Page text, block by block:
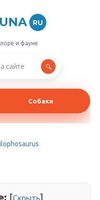
RU
и фауне
Собаки
[Скрыть]